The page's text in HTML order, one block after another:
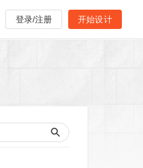
登录/注册 开始设计